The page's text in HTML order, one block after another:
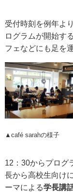
〒004-8631 北海
サイトマップ
All rights reserved.
受付時刻を例年よ
ログラムが開始す
フェなどにも足を
▲café sarahの様子
12：30からプログ
長から高校生向け
ーマによる学長講